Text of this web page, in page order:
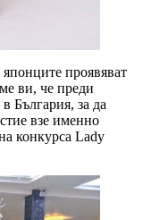
проявяват
ви, че преди
България, за да
взе именно
конкурса Lady